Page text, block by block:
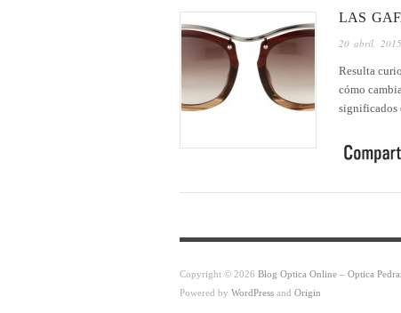
LAS
20 abril, 2015
Resulta
cómo
significados
Copyright © 2026 Blog Optica Online – Optica
Powered by WordPress and Origin